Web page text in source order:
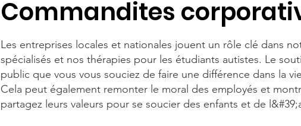
Commandites
Les entreprises locales et nationales jouent un rôle clé dans
spécialisés et nos thérapies pour les étudiants autistes. Le
public que vous vous souciez de faire une différence dans la
Cela peut également remonter le moral des employés et
partagez leurs valeurs pour se soucier des enfants et de